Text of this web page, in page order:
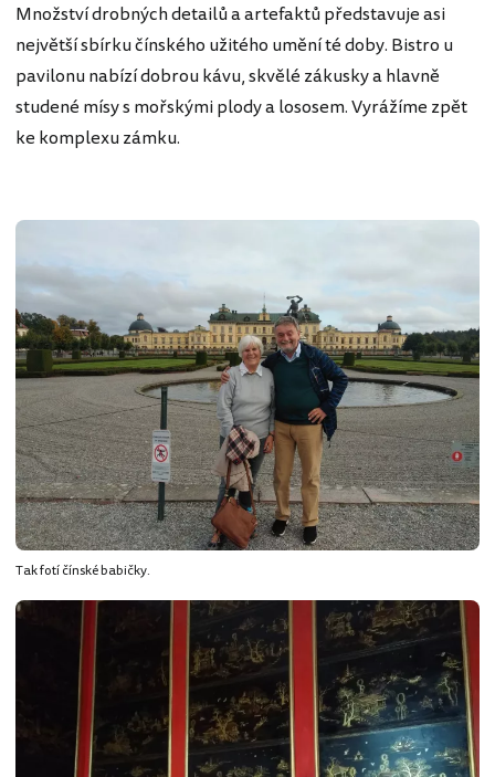
Množství drobných detailů a artefaktů představuje asi
největší sbírku čínského užitého umění té doby. Bistro u
pavilonu nabízí dobrou kávu, skvělé zákusky a hlavně
studené mísy s mořskými plody a lososem. Vyrážíme zpět
ke komplexu zámku.
Tak fotí čínské babičky.